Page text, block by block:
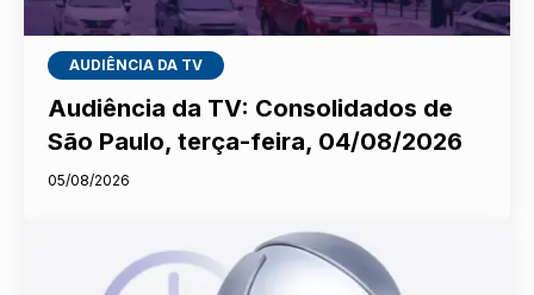
AUDIÊNCIA DA TV
Audiência da TV: Consolidados de
São Paulo, terça-feira, 04/08/2026
05/08/2026